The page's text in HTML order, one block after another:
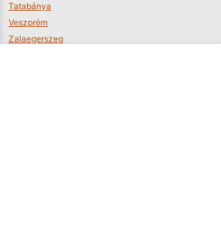
Tatabánya
Veszprém
Zalaegerszeg